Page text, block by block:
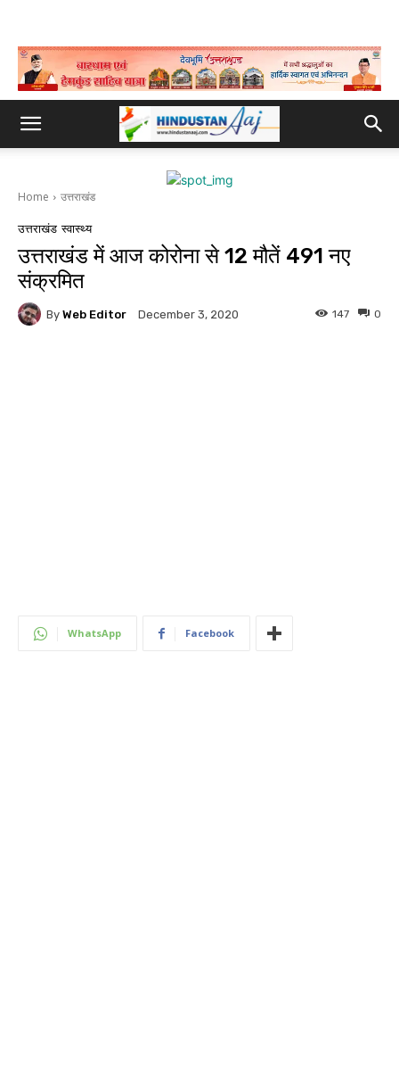
Home उत्तराखंड
उत्तराखंड स्वास्थ्य
उत्तराखंड में आज कोरोना से 12 मौतें 491 नए
संक्रमित
By Web Editor December 3, 2020 0
147
WhatsApp Facebook